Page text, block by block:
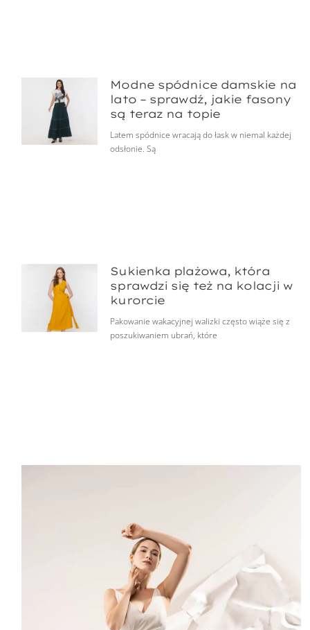
Modne spódnice damskie na
lato – sprawdź, jakie fasony
są teraz na topie
Latem spódnice wracają do łask w niemal każdej
odsłonie. Są
Sukienka plażowa, która
sprawdzi się też na kolacji w
kurorcie
Pakowanie wakacyjnej walizki często wiąże się z
poszukiwaniem ubrań, które